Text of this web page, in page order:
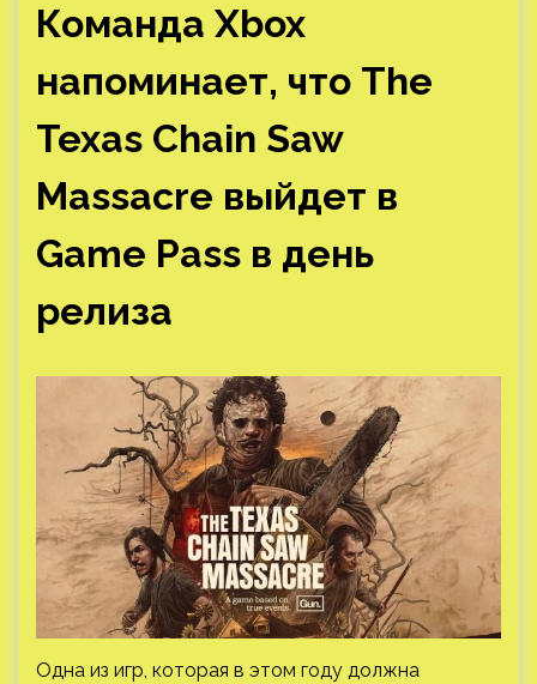
Команда Xbox
напоминает, что The
Texas Chain Saw
Massacre выйдет в
Game Pass в день
релиза
Одна из игр, которая в этом году должна